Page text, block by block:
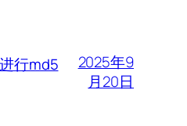
行md5
2025年9
月20日